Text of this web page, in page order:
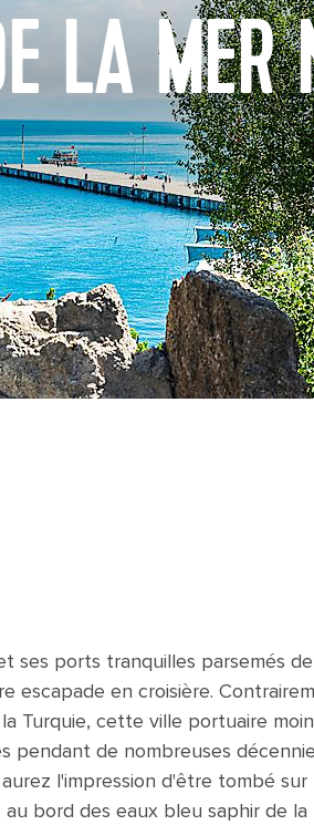
LA MER
ses ports tranquilles parsemés de
escapade en croisière.
Turquie, cette ville portuaire
pendant de nombreuses
l'impression d'être tombé sur
bord des eaux bleu saphir de la